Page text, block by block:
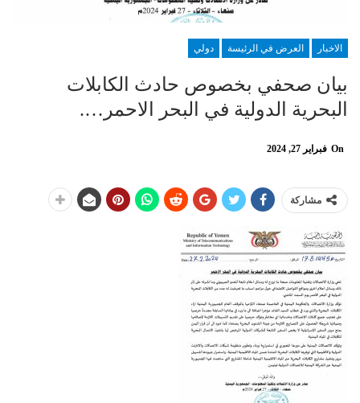
الاخبار العرض في الرئيسة دولي
بيان صحفي بخصوص حادث الكابلات
البحرية الدولية في البحر الاحمر….
On فبراير 27, 2024
مشاركة